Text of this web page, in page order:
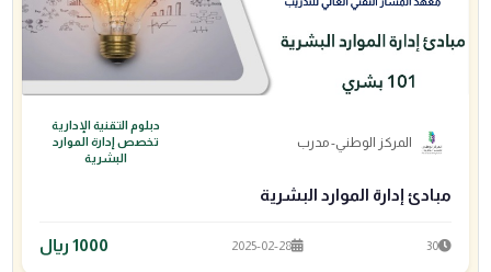
المركز الوطني- مدرب
دبلوم التقنية الإدارية
تخصص إدارة الموارد
البشرية
مبادئ إدارة الموارد البشرية
30
2025-02-28 1000 ريال